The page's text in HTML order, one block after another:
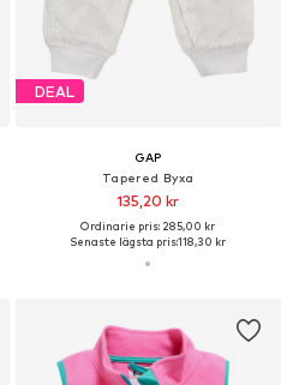
DEAL
GAP
Tapered Byxa
135,20 kr
Ordinarie pris: 285,00 kr
Senaste lägsta pris:118,30 kr